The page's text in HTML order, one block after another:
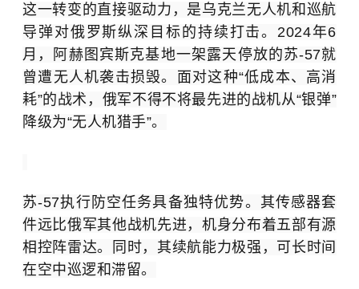
这一转变的直接驱动力，是乌克兰无人机和巡航
导弹对俄罗斯纵深目标的持续打击。2024年6
月，阿赫图宾斯克基地一架露天停放的苏-57就
曾遭无人机袭击损毁。面对这种“低成本、高消
耗”的战术，俄军不得不将最先进的战机从“银弹”
降级为“无人机猎手”。
苏-57执行防空任务具备独特优势。其传感器套
件远比俄军其他战机先进，机身分布着五部有源
相控阵雷达。同时，其续航能力极强，可长时间
在空中巡逻和滞留。